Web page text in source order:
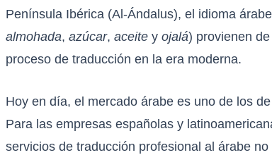
Península Ibérica (Al-Ándalus), el idioma
almohada, azúcar, aceite y ojalá) provienen
proceso de traducción en la era moderna.
Hoy en día, el mercado árabe es uno de los
Para las empresas españolas y
servicios de traducción profesional al árabe